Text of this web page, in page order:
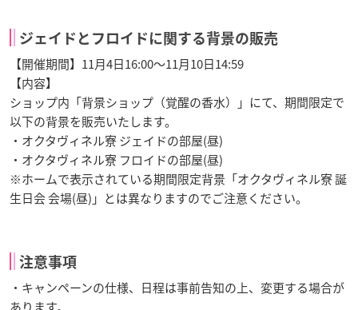
ジェイドとフロイドに関する背景の販売
【開催期間】11月4日16:00～11月10日14:59
【内容】
ショップ内「背景ショップ（覚醒の香水）」にて、期間限定で
以下の背景を販売いたします。
・オクタヴィネル寮 ジェイドの部屋(昼)
・オクタヴィネル寮 フロイドの部屋(昼)
※ホームで表示されている期間限定背景「オクタヴィネル寮 誕
生日会 会場(昼)」とは異なりますのでご注意ください。
注意事項
・キャンペーンの仕様、日程は事前告知の上、変更する場合が